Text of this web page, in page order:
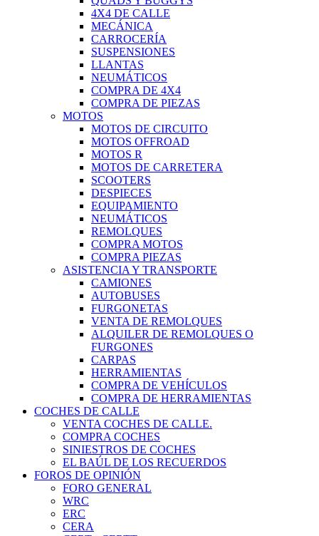
4X4 DE CALLE
MECÁNICA
CARROCERÍA
SUSPENSIONES
LLANTAS
NEUMÁTICOS
COMPRA DE 4X4
COMPRA DE PIEZAS
MOTOS
MOTOS DE CIRCUITO
MOTOS OFFROAD
MOTOS R
MOTOS DE CARRETERA
SCOOTERS
DESPIECES
EQUIPAMIENTO
NEUMÁTICOS
REMOLQUES
COMPRA MOTOS
COMPRA PIEZAS
ASISTENCIA Y TRANSPORTE
CAMIONES
AUTOBUSES
FURGONETAS
VENTA DE REMOLQUES
ALQUILER DE REMOLQUES O
FURGONES
CARPAS
HERRAMIENTAS
COMPRA DE VEHÍCULOS
COMPRA DE HERRAMIENTAS
COCHES DE CALLE
VENTA COCHES DE CALLE.
COMPRA COCHES
SINIESTROS DE COCHES
EL BAÚL DE LOS RECUERDOS
FOROS DE OPINIÓN
FORO GENERAL
WRC
ERC
CERA